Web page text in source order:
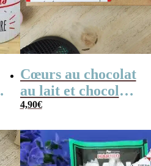
Cœurs au chocolat
au lait et chocolat
noir praliné x8
conducteur de bus
qui déchire”
4,90€